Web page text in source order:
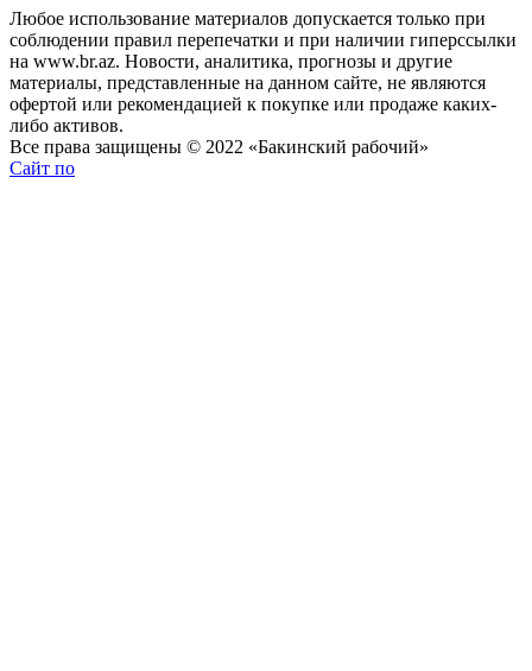
Любое использование материалов допускается только при
соблюдении правил перепечатки и при наличии гиперссылки
на www.br.az. Новости, аналитика, прогнозы и другие
материалы, представленные на данном сайте, не являются
офертой или рекомендацией к покупке или продаже каких-
либо активов.
Все права защищены © 2022 «Бакинский рабочий»
Сайт по